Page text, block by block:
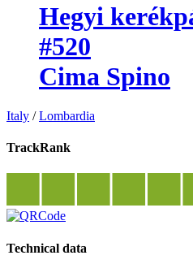
Hegyi
#520
Cima Spino
Italy /Lombardia
TrackRank
Technical data